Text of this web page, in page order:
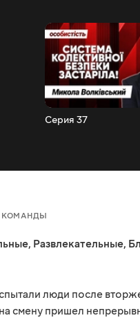
Серия 37
КОМАНДЫ
, Развлекательные,
люди после
смену пришел